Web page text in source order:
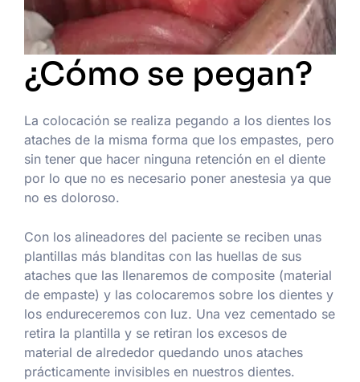
¿Cómo se pegan?
La colocación se realiza pegando a los dientes los
ataches de la misma forma que los empastes, pero
sin tener que hacer ninguna retención en el diente
por lo que no es necesario poner anestesia ya que
no es doloroso.
Con los alineadores del paciente se reciben unas
plantillas más blanditas con las huellas de sus
ataches que las llenaremos de composite (material
de empaste) y las colocaremos sobre los dientes y
los endureceremos con luz. Una vez cementado se
retira la plantilla y se retiran los excesos de
material de alrededor quedando unos ataches
prácticamente invisibles en nuestros dientes.